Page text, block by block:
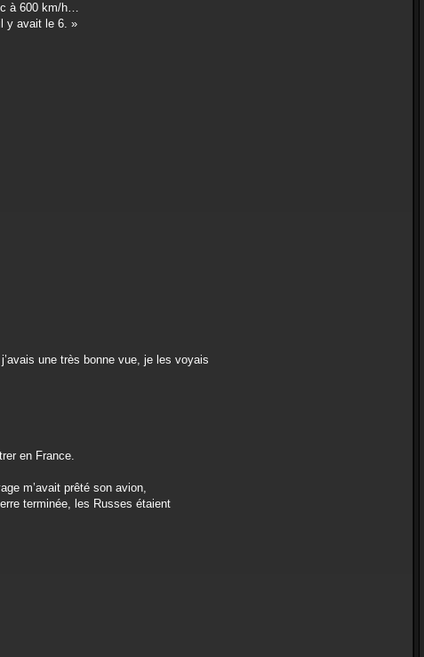
à 600 km/h…
y avait le 6. »
une très bonne vue, je les voyais
en France.
m’avait prêté son avion,
terminée, les Russes étaient